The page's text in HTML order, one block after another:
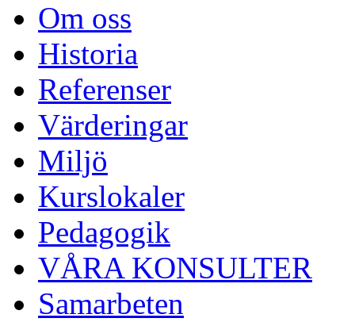
Om oss
Historia
Referenser
Värderingar
Miljö
Kurslokaler
Pedagogik
VÅRA KONSULTER
Samarbeten